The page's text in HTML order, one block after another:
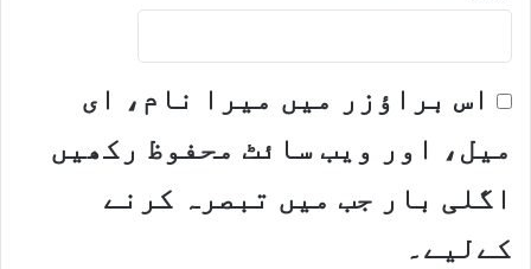
اس براؤزر میں میرا نام، ای
میل، اور ویب سائٹ محفوظ رکھیں
اگلی بار جب میں تبصرہ کرنے
کےلیے۔